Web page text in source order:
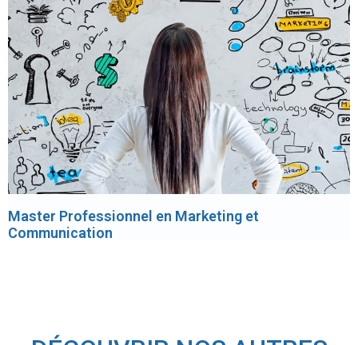
Master Professionnel en Administration des
Affaires